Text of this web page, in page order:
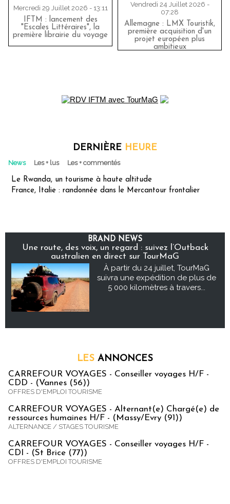
Mercredi 29 Juillet 2026 - 13:11
IFTM : lancement des
"Escales Littéraires", la
première librairie du voyage
Vendredi 24 Juillet 2026 -
07:28
Allemagne : LMX Touristik,
première acquisition d'un
projet européen plus
ambitieux
DERNIÈRE HEURE
News Les + lus Les + commentés
Le Rwanda, un tourisme à haute altitude
France, Italie : randonnée dans le Mercantour frontalier
BRAND NEWS
Une route, des voix, un regard : suivez l’Outback
australien en direct sur TourMaG
À partir du 24 juillet, TourMaG
suivra une expédition de plus de
5 000 kilomètres à travers...
LES ANNONCES
CARREFOUR VOYAGES - Conseiller voyages H/F -
CDD - (Vannes (56))
OFFRES D'EMPLOI TOURISME
CARREFOUR VOYAGES - Alternant(e) Chargé(e) de
ressources humaines H/F - (Massy/Evry (91))
ALTERNANCE / STAGES TOURISME
CARREFOUR VOYAGES - Conseiller voyages H/F -
CDI - (St Brice (77))
OFFRES D'EMPLOI TOURISME